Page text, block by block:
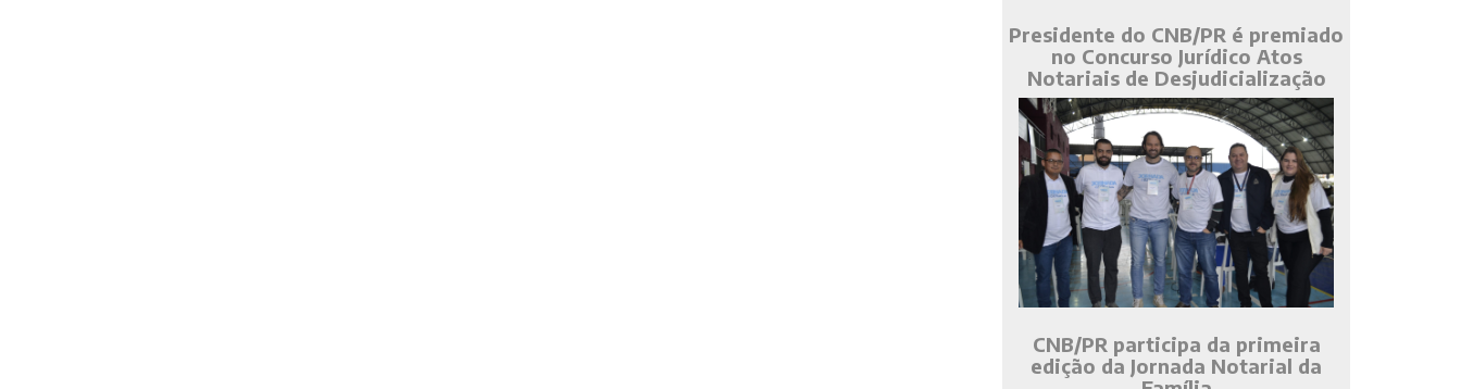
Presidente do CNB/PR é premiado
no Concurso Jurídico Atos
Notariais de Desjudicialização
CNB/PR participa da primeira
edição da Jornada Notarial da